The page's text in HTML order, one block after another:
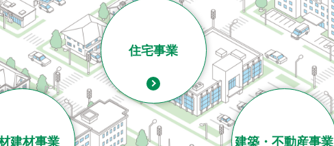
建材事業
住宅事業
建築・不動産事業